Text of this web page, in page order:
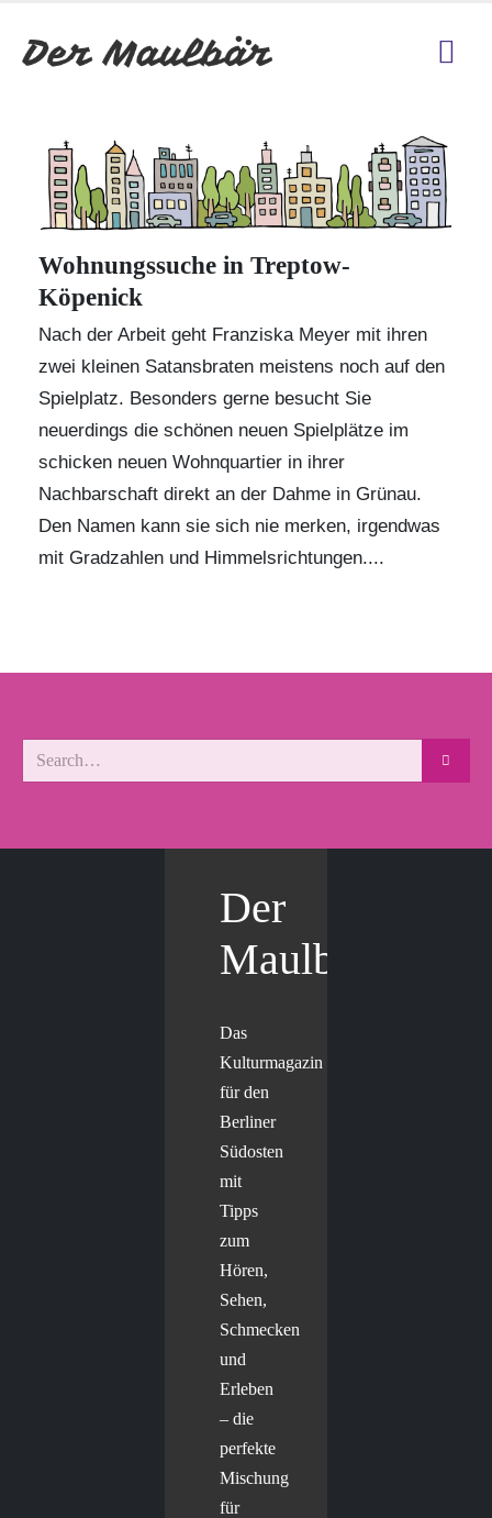
Wohnungssuche in Treptow-
Köpenick
Nach der Arbeit geht Franziska Meyer mit ihren
zwei kleinen Satansbraten meistens noch auf den
Spielplatz. Besonders gerne besucht Sie
neuerdings die schönen neuen Spielplätze im
schicken neuen Wohnquartier in ihrer
Nachbarschaft direkt an der Dahme in Grünau.
Den Namen kann sie sich nie merken, irgendwas
mit Gradzahlen und Himmelsrichtungen....
Der
Maulbär
Das
Kulturmagazin
für den
Berliner
Südosten
mit
Tipps
zum
Hören,
Sehen,
Schmecken
und
Erleben
– die
perfekte
Mischung
für